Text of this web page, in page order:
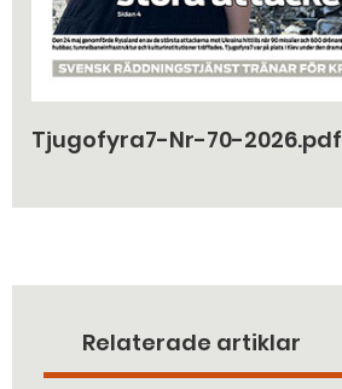
Tjugofyra7-Nr-70-2026.pdf
Relaterade artiklar